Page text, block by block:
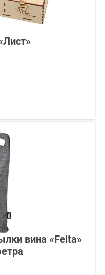
вина «Felta»